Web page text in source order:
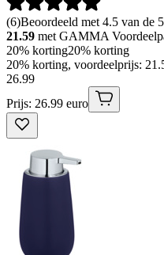
(6)Beoordeeld met 4.5 van de
21.59 met GAMMA
20% korting20% korting
20% korting, voordeelprijs:
26.99
Prijs: 26.99 euro